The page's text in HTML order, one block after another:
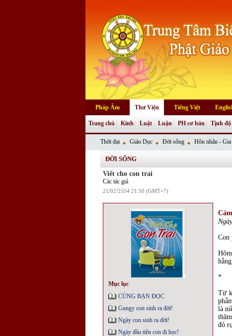
Pháp Âm Thư Viện Tiếng Việt
Trang chủ Kinh Luật Luận PH cơ bản Tịnh độ
Thời đại Giáo Dục Đời sống Hôn nhân -
ĐỜI SỐNG
Viết cho con trai
Các tác giả
21/02/2554 21:50 (GMT+7)
Mục lục
CÙNG BẠN ĐỌC
Gungy con sinh ra đời!
Ngày con sinh ra đời!
Ngày đầu tiên con đi học!
Con
*
Từ
là
đỏ